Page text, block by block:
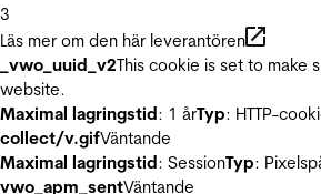
3
Läs mer om den här leverantören
_vwo_uuid_v2This cookie is set to make
website.
Maximal lagringstid: 1 årTyp: HTTP-
collect/v.gifVäntande
Maximal lagringstid: SessionTyp:
vwo_apm_sentVäntande